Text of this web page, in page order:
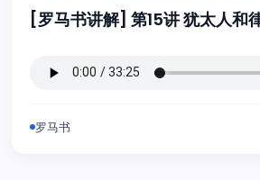
[罗马书讲解] 第15讲 犹太人和
罗马书